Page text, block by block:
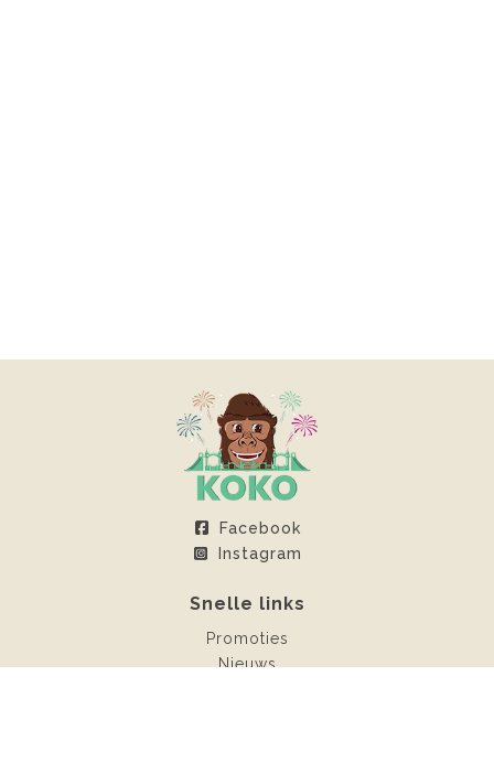
Facebook
Instagram
Snelle links
Promoties
Nieuws